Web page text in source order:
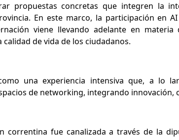
propuestas concretas que integren la
En este marco, la participación en
viene llevando adelante en
de vida de los ciudadanos.
una experiencia intensiva que, a lo
de networking, integrando
correntina fue canalizada a través de la